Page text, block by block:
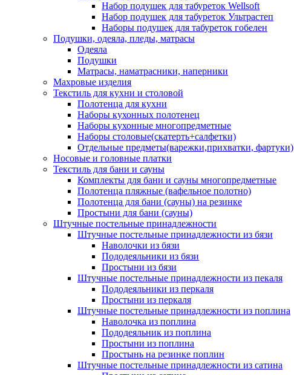
Набор подушек для табуреток Wellsoft
Набор подушек для табуреток Ультрастеп
Наборы подушек для табуреток гобелен
Подушки, одеяла, пледы, матрасы
Одеяла
Подушки
Матрасы, наматрасники, наперники
Махровые изделия
Текстиль для кухни и столовой
Полотенца для кухни
Наборы кухонных полотенец
Наборы кухонные многопредметные
Наборы столовые(скатерть+салфетки)
Отдельные предметы(варежки,прихватки, фартуки)
Носовые и головные платки
Текстиль для бани и сауны
Комплекты для бани и сауны многопредметные
Полотенца пляжные (вафельное полотно)
Полотенца для бани (сауны) на резинке
Простыни для бани (сауны)
Штучные постельные принадлежности
Штучные постельные принадлежности из бязи
Наволочки из бязи
Пододеяльники из бязи
Простыни из бязи
Штучные постельные принадлежности из пекаля
Пододеяльники из перкаля
Простыни из перкаля
Штучные постельные принадлежности из поплина
Наволочка из поплина
Пододеяльник из поплина
Простыни из поплина
Простынь на резинке поплин
Штучные постельные принадлежности из сатина